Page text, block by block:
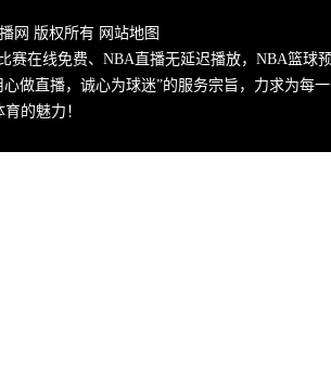
网 版权所有 网站地图
在线免费、NBA直播无延迟播放，NBA篮球
做直播，诚心为球迷”的服务宗旨，力求为每
的魅力！